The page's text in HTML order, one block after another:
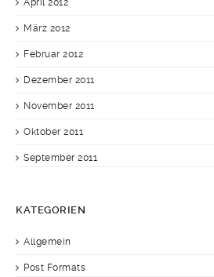
April 2012
März 2012
Februar 2012
Dezember 2011
November 2011
Oktober 2011
September 2011
KATEGORIEN
Allgemein
Post Formats